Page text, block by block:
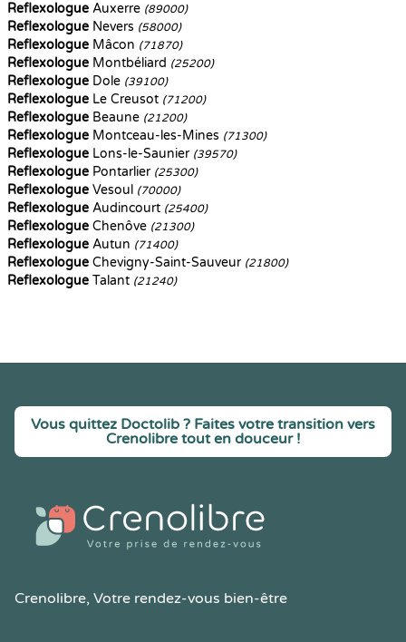
Reflexologue Auxerre (89000)
Reflexologue Nevers (58000)
Reflexologue Mâcon (71870)
Reflexologue Montbéliard (25200)
Reflexologue Dole (39100)
Reflexologue Le Creusot (71200)
Reflexologue Beaune (21200)
Reflexologue Montceau-les-Mines (71300)
Reflexologue Lons-le-Saunier (39570)
Reflexologue Pontarlier (25300)
Reflexologue Vesoul (70000)
Reflexologue Audincourt (25400)
Reflexologue Chenôve (21300)
Reflexologue Autun (71400)
Reflexologue Chevigny-Saint-Sauveur (21800)
Reflexologue Talant (21240)
Vous quittez Doctolib ? Faites votre transition vers
Crenolibre tout en douceur !
Crenolibre, Votre rendez-vous bien-être